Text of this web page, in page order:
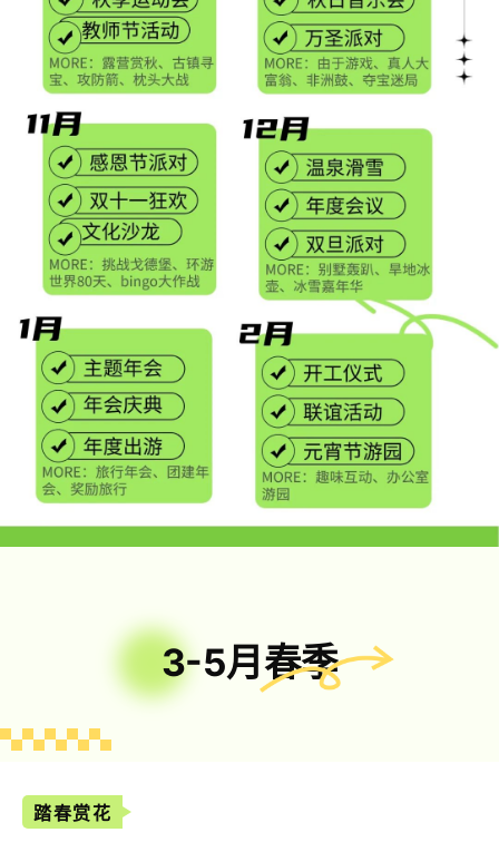
3-5月春季
踏春赏花